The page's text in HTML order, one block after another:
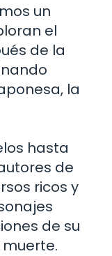
un
el
de la
la
hasta
de
ricos y
de su